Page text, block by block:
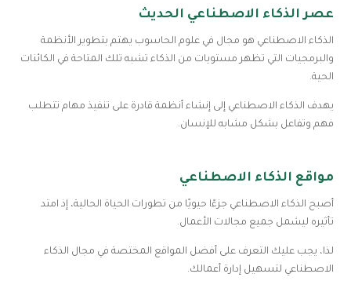
عصر الذكاء الاصطناعي الحديث
الذكاء الاصطناعي هو مجال في علوم الحاسوب يهتم بتطوير الأنظمة
والبرمجيات التي تظهر مستويات من الذكاء تشبه تلك المتاحة في الكائنات
الحية.
يهدف الذكاء الاصطناعي إلى إنشاء أنظمة قادرة على تنفيذ مهام تتطلب
فهم وتفاعل بشكل مشابه للإنسان.
مواقع الذكاء الاصطناعي
أصبح الذكاء الاصطناعي جزءًا حيويًا من تطورات الحياة الحالية، إذ امتد
تأثيره ليشمل جميع مجالات الأعمال.
لذا، يجب عليك التعرف على أفضل المواقع المختصة في مجال الذكاء
الاصطناعي لتسهيل إدارة أعمالك.